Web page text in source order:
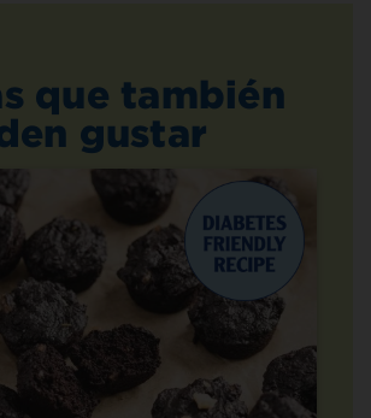
que también
gustar